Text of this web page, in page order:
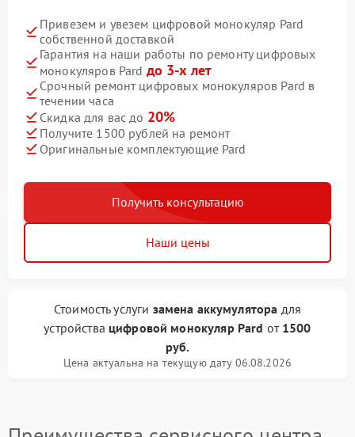
Привезем и увезем цифровой монокуляр Pard
собственной доставкой
Гарантия на наши работы по ремонту цифровых
монокуляров Pard до 3-х лет
Срочный ремонт цифровых монокуляров Pard в
течении часа
Скидка для вас до 20%
Получите 1500 рублей на ремонт
Оригинальные комплектующие Pard
Получить консультацию
Наши цены
Стоимость услуги замена аккумулятора для
устройства цифровой монокуляр Pard от 1500
руб.
Цена актуальна на текущую дату 06.08.2026